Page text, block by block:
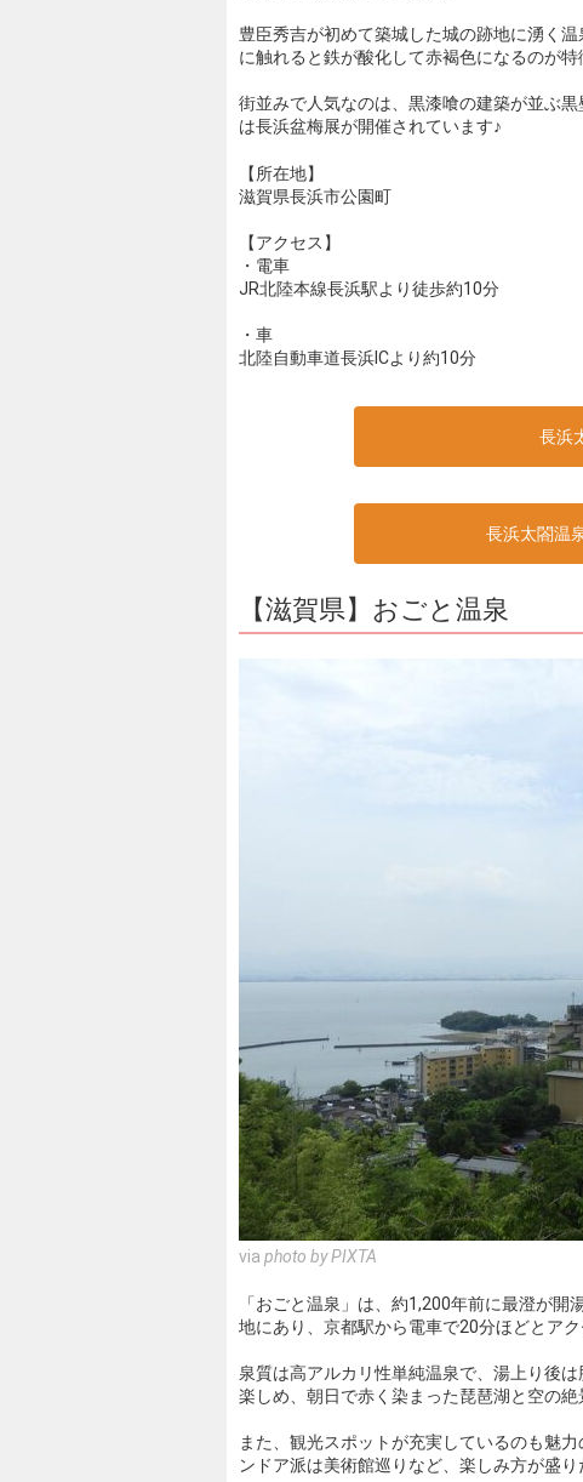
豊臣秀吉が初めて築城した城の跡地に湧く
に触れると鉄が酸化して赤褐色になるのが
街並みで人気なのは、黒漆喰の建築が並ぶ
は長浜盆梅展が開催されています♪
【所在地】
滋賀県長浜市公園町
【アクセス】
・電車
JR北陸本線長浜駅より徒歩約10分
・車
北陸自動車道長浜ICより約10分
長浜
長浜太閤温
【滋賀県】おごと温泉
via photo by PIXTA
「おごと温泉」は、約1,200年前に最澄が
地にあり、京都駅から電車で20分ほどとアク
泉質は高アルカリ性単純温泉で、湯上り後
楽しめ、朝日で赤く染まった琵琶湖と空の
また、観光スポットが充実しているのも魅
ンドア派は美術館巡りなど、楽しみ方が盛